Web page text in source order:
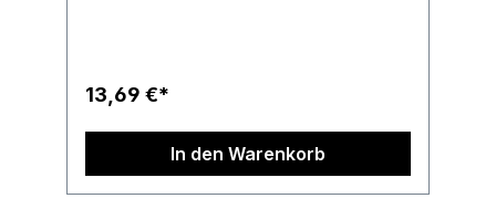
13,69 €*
In den Warenkorb